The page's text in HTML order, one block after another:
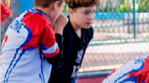
NOSSOCANAL